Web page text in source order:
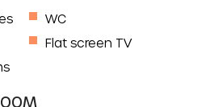
WC
Flat screen TV